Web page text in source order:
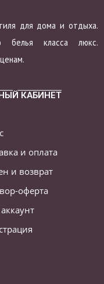
для дома и отдыха.
белья класса люкс.
КАБИНЕТ
и оплата
и возврат
оферта